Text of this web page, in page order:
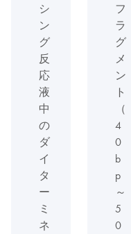
シ
ン
グ
反
応
液
中
の
ダ
イ
タ
ー
ミ
ネ
フ
ラ
グ
メ
ン
ト
（
4
0
b
p
～
5
0